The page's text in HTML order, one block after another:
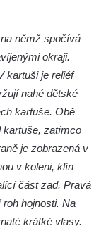
němž spočívá
okraji.
kartuši je reliéf
nahé dětské
kartuše. Obě
kartuše, zatímco
je zobrazená v
v koleni, klín
část zad. Pravá
hojnosti. Na
krátké vlasy.